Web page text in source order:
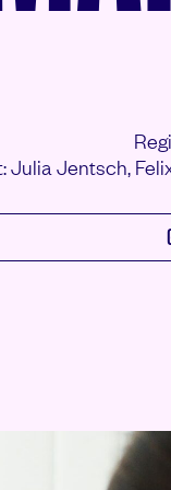
Julia Jentsch,